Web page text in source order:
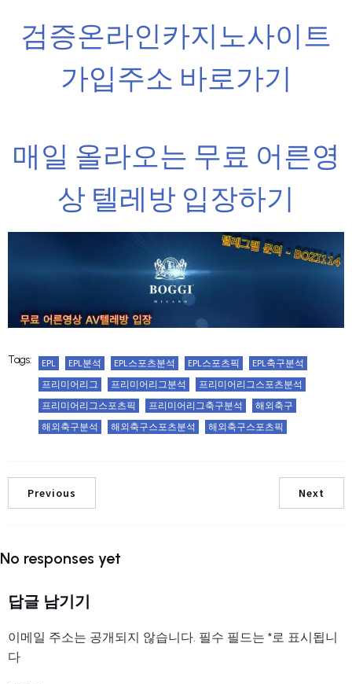
검증온라인카지노사이트
가입주소 바로가기
매일 올라오는 무료 어른영
상 텔레방 입장하기
Tags: EPL EPL분석 EPL스포츠분석 EPL스포츠픽
EPL축구분석
프리미어리그
프리미어리그분석
프리미어리그스포츠분석
프리미어리그스포츠픽
프리미어리그축구분석
해외축구
해외축구분석
해외축구스포츠분석 해외축구스포츠픽
Previous Next
No responses yet
답글 남기기
이메일 주소는 공개되지 않습니다. 필수 필드는 *로 표시됩니
다